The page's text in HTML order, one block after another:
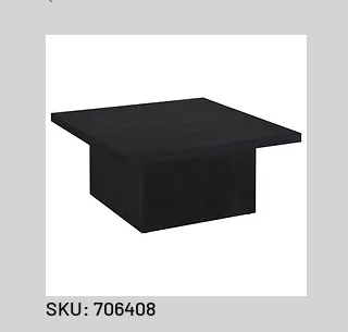
SKU: 706408